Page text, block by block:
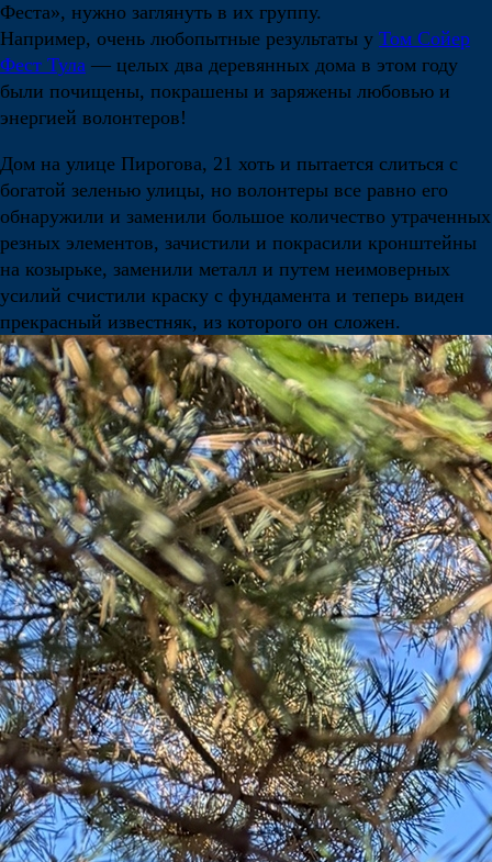
Феста», нужно заглянуть в их группу.
Например, очень любопытные результаты у Том Сойер
Фест Тула — целых два деревянных дома в этом году
были почищены, покрашены и заряжены любовью и
энергией волонтеров!
Дом на улице Пирогова, 21 хоть и пытается слиться с
богатой зеленью улицы, но волонтеры все равно его
обнаружили и заменили большое количество утраченных
резных элементов, зачистили и покрасили кронштейны
на козырьке, заменили металл и путем неимоверных
усилий счистили краску с фундамента и теперь виден
прекрасный известняк, из которого он сложен.